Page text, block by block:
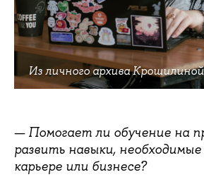
Из личного архива
— Помогает ли обучение на
развить навыки,
карьере или бизнесе?